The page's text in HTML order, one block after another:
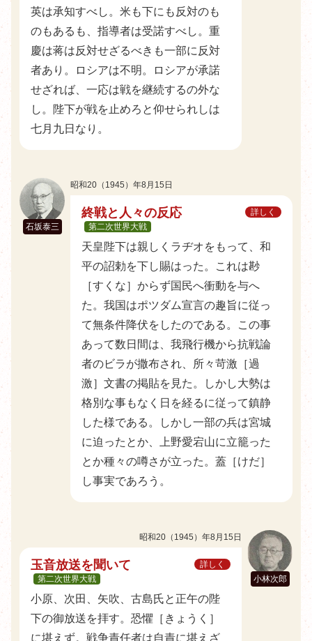
英は承知すべし。米も下にも反対のも
のもあるも、指導者は受諾すべし。重
慶は蒋は反対せざるべきも一部に反対
者あり。ロシアは不明。ロシアが承諾
せざれば、一応は戦を継続するの外な
し。陛下が戦を止めろと仰せられしは
七月九日なり。
石坂泰三
昭和20（1945）年8月15日
終戦と人々の反応
第二次世界大戦
詳しく
天皇陛下は親しくラヂオをもって、和
平の詔勅を下し賜はった。これは尠
［すくな］からず国民へ衝動を与へ
た。我国はポツダム宣言の趣旨に従っ
て無条件降伏をしたのである。この事
あって数日間は、我飛行機から抗戦論
者のビラが撒布され、所々苛激［過
激］文書の掲貼を見た。しかし大勢は
格別な事もなく日を経るに従って鎮静
した様である。しかし一部の兵は宮城
に迫ったとか、上野愛宕山に立籠った
とか種々の噂さが立った。蓋［けだ］
し事実であろう。
小林次郎
昭和20（1945）年8月15日
玉音放送を聞いて
第二次世界大戦
詳しく
小原、次田、矢吹、古島氏と正午の陛
下の御放送を拝す。恐懼［きょうく］
に堪えず。戦争責任者は自責に堪えざ